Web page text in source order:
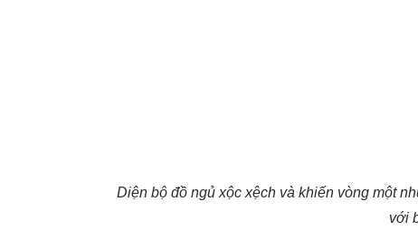
Diện bộ đồ ngủ xộc xệch và khiến vòng một
với